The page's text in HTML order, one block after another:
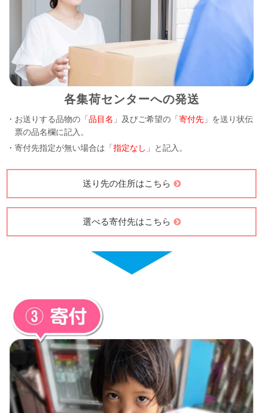
各集荷センターへの発送
・お送りする品物の「品目名」及びご希望の「 寄付先」を送り状伝
票の品名欄に記入。
・寄付先指定が無い場合は「 指定なし」と記入。
送り先の住所はこちら
選べる寄付先はこちら